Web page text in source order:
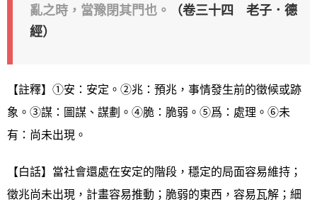
亂之時，當豫閉其門也。
（卷三十四 老子．德
經）
【註釋】①安：安定。②兆：預兆，事情發生前的徵候或跡
象。③謀：圖謀、謀劃。④脆：脆弱。⑤爲：處理。⑥未
有：尚未出現。
【白話】當社會還處在安定的階段，穩定的局面容易維持；
徵兆尚未出現，計畫容易推動；脆弱的東西，容易瓦解；細